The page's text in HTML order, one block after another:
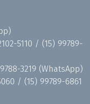
5110 / (15) 99789-
3219 (WhatsApp)
/ (15) 99789-6861